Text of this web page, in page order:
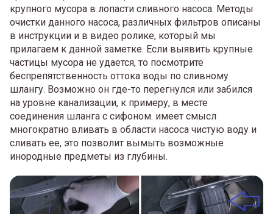
крупного мусора в лопасти сливного насоса. Методы
очистки данного насоса, различных фильтров описаны
в инструкции и в видео ролике, который мы
прилагаем к данной заметке. Если выявить крупные
частицы мусора не удается, то посмотрите
беспрепятственность оттока воды по сливному
шлангу. Возможно он где-то перегнулся или забился
на уровне канализации, к примеру, в месте
соединения шланга с сифоном. имеет смысл
многократно вливать в области насоса чистую воду и
сливать ее, это позволит вымыть возможные
инородные предметы из глубины.